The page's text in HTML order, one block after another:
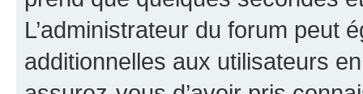
L’administrateur du forum peut
additionnelles aux utilisateurs